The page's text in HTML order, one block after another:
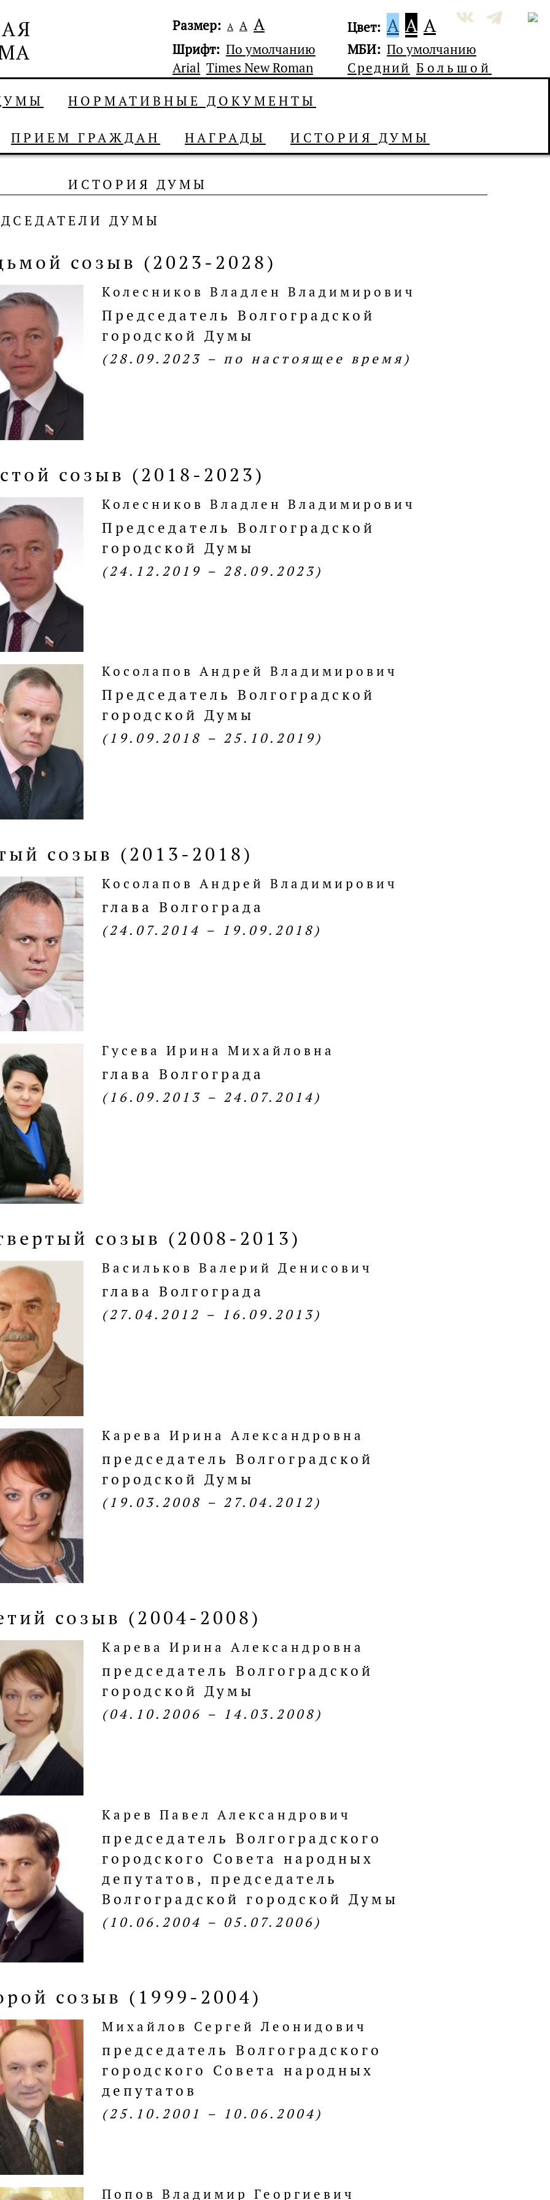
Размер: А А А Цвет: A A A
Шрифт: По умолчанию
Arial Times New Roman
МБИ: По умолчанию
Средний Большой
НОРМАТИВНЫЕ ДОКУМЕНТЫ
ПРИЕМ ГРАЖДАН НАГРАДЫ ИСТОРИЯ ДУМЫ
ИСТОРИЯ ДУМЫ
ДУМЫ
созыв (2023-2028)
Колесников Владлен Владимирович
Председатель Волгоградской
городской Думы
(28.09.2023 – по настоящее время)
созыв (2018-2023)
Колесников Владлен Владимирович
Председатель Волгоградской
городской Думы
(24.12.2019 – 28.09.2023)
Косолапов Андрей Владимирович
Председатель Волгоградской
городской Думы
(19.09.2018 – 25.10.2019)
созыв (2013-2018)
Косолапов Андрей Владимирович
глава Волгограда
(24.07.2014 – 19.09.2018)
Гусева Ирина Михайловна
глава Волгограда
(16.09.2013 – 24.07.2014)
созыв (2008-2013)
Васильков Валерий Денисович
глава Волгограда
(27.04.2012 – 16.09.2013)
Карева Ирина Александровна
председатель Волгоградской
городской Думы
(19.03.2008 – 27.04.2012)
созыв (2004-2008)
Карева Ирина Александровна
председатель Волгоградской
городской Думы
(04.10.2006 – 14.03.2008)
Карев Павел Александрович
председатель Волгоградского
городского Совета народных
депутатов, председатель
Волгоградской городской Думы
(10.06.2004 – 05.07.2006)
созыв (1999-2004)
Михайлов Сергей Леонидович
председатель Волгоградского
городского Совета народных
депутатов
(25.10.2001 – 10.06.2004)
Попов Владимир Георгиевич